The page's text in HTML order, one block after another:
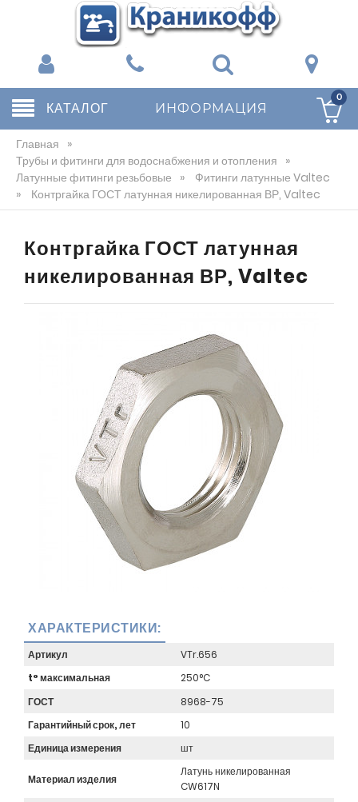
КАТАЛОГ ИНФОРМАЦИЯ
0
Главная »
Трубы и фитинги для водоснабжения и отопления »
Латунные фитинги резьбовые »
Фитинги латунные Valtec
»
Контргайка ГОСТ латунная никелированная ВР, Valtec
Контргайка ГОСТ латунная
никелированная ВР, Valtec
ХАРАКТЕРИСТИКИ:
Артикул
VTr.656
t° максимальная
250°C
ГОСТ
8968-75
Гарантийный срок, лет
10
Единица измерения
шт
Материал изделия
Латунь никелированная
CW617N